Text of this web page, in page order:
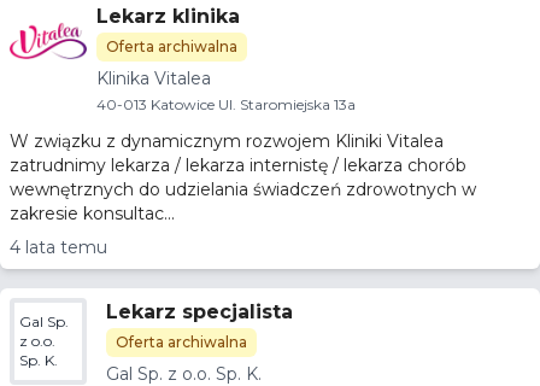
Lekarz klinika
Oferta archiwalna
Klinika Vitalea
40-013 Katowice Ul. Staromiejska 13a
W związku z dynamicznym rozwojem Kliniki Vitalea
zatrudnimy lekarza / lekarza internistę / lekarza chorób
wewnętrznych do udzielania świadczeń zdrowotnych w
zakresie konsultac...
4 lata temu
Gal Sp.
z o.o.
Sp. K.
Lekarz specjalista
Oferta archiwalna
Gal Sp. z o.o. Sp. K.